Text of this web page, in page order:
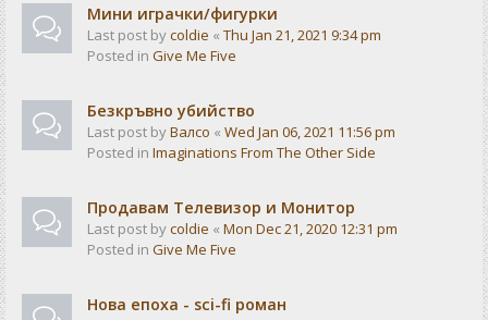
Мини играчки/фигурки
Last post bycoldie « Thu Jan 21, 2021 9:34 pm
Posted in Give Me Five
Безкръвно убийство
Last post byВалсо « Wed Jan 06, 2021 11:56 pm
Posted in Imaginations From The Other Side
Продавам Телевизор и Монитор
Last post bycoldie « Mon Dec 21, 2020 12:31 pm
Posted in Give Me Five
Нова епоха - sci-fi роман